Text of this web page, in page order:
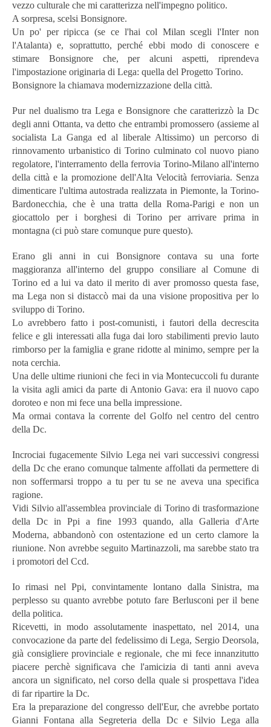
vezzo culturale che mi caratterizza nell'impegno politico.
A sorpresa, scelsi Bonsignore.
Un po' per ripicca (se ce l'hai col Milan scegli l'Inter non
l'Atalanta) e, soprattutto, perché ebbi modo di conoscere e
stimare Bonsignore che, per alcuni aspetti, riprendeva
l'impostazione originaria di Lega: quella del Progetto Torino.
Bonsignore la chiamava modernizzazione della città.
Pur nel dualismo tra Lega e Bonsignore che caratterizzò la Dc
degli anni Ottanta, va detto che entrambi promossero (assieme al
socialista La Ganga ed al liberale Altissimo) un percorso di
rinnovamento urbanistico di Torino culminato col nuovo piano
regolatore, l'interramento della ferrovia Torino-Milano all'interno
della città e la promozione dell'Alta Velocità ferroviaria. Senza
dimenticare l'ultima autostrada realizzata in Piemonte, la Torino-
Bardonecchia, che è una tratta della Roma-Parigi e non un
giocattolo per i borghesi di Torino per arrivare prima in
montagna (ci può stare comunque pure questo).
Erano gli anni in cui Bonsignore contava su una forte
maggioranza all'interno del gruppo consiliare al Comune di
Torino ed a lui va dato il merito di aver promosso questa fase,
ma Lega non si distaccò mai da una visione propositiva per lo
sviluppo di Torino.
Lo avrebbero fatto i post-comunisti, i fautori della decrescita
felice e gli interessati alla fuga dai loro stabilimenti previo lauto
rimborso per la famiglia e grane ridotte al minimo, sempre per la
nota cerchia.
Una delle ultime riunioni che feci in via Montecuccoli fu durante
la visita agli amici da parte di Antonio Gava: era il nuovo capo
doroteo e non mi fece una bella impressione.
Ma ormai contava la corrente del Golfo nel centro del centro
della Dc.
Incrociai fugacemente Silvio Lega nei vari successivi congressi
della Dc che erano comunque talmente affollati da permettere di
non soffermarsi troppo a tu per tu se ne aveva una specifica
ragione.
Vidi Silvio all'assemblea provinciale di Torino di trasformazione
della Dc in Ppi a fine 1993 quando, alla Galleria d'Arte
Moderna, abbandonò con ostentazione ed un certo clamore la
riunione. Non avrebbe seguito Martinazzoli, ma sarebbe stato tra
i promotori del Ccd.
Io rimasi nel Ppi, convintamente lontano dalla Sinistra, ma
perplesso su quanto avrebbe potuto fare Berlusconi per il bene
della politica.
Ricevetti, in modo assolutamente inaspettato, nel 2014, una
convocazione da parte del fedelissimo di Lega, Sergio Deorsola,
già consigliere provinciale e regionale, che mi fece innanzitutto
piacere perchè significava che l'amicizia di tanti anni aveva
ancora un significato, nel corso della quale si prospettava l'idea
di far ripartire la Dc.
Era la preparazione del congresso dell'Eur, che avrebbe portato
Gianni Fontana alla Segreteria della Dc e Silvio Lega alla